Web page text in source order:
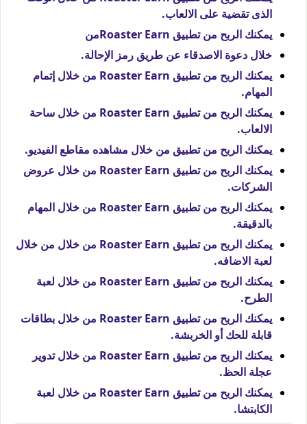
الذى تقضية على الالعاب.
يمكنك الربح من تطبيق Roaster Earnمن
خلال دعوة الاصدقاء عن طريق رمز الإحالة.
يمكنك الربح من تطبيق Roaster Earn من خلال إتمام
المهام.
يمكنك الربح من تطبيق Roaster Earn من خلال ساحة
الالعاب.
يمكنك الربح من تطبيق من خلال مشاهده مقاطع الفيديو.
يمكنك الربح من تطبيق Roaster Earn من خلال عروض
الشركات.
يمكنك الربح من تطبيق Roaster Earn من خلال المهام
بالدقيقة.
يمكنك الربح من تطبيق Roaster Earn من خلال من خلال
لعبة الاضافه.
يمكنك الربح من تطبيق Roaster Earn من خلال لعبة
الطرح.
يمكنك الربح من تطبيق Roaster Earn من خلال بطاقات
قابلة للحك أو الخربشة.
يمكنك الربح من تطبيق Roaster Earn من خلال تدوير
عجلة الحظ.
يمكنك الربح من تطبيق Roaster Earn من خلال لعبة
الكابتشا.